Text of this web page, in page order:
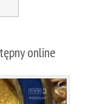
online